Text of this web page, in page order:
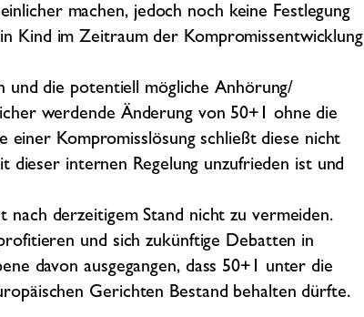
machen, jedoch noch keine Festlegung
Kind im Zeitraum der Kompromissentwicklung
und die potentiell mögliche Anhörung/
werdende Änderung von 50+1 ohne die
einer Kompromisslösung schließt diese nicht
dieser internen Regelung unzufrieden ist und
derzeitigem Stand nicht zu vermeiden.
und sich zukünftige Debatten in
davon ausgegangen, dass 50+1 unter die
Gerichten Bestand behalten dürfte.